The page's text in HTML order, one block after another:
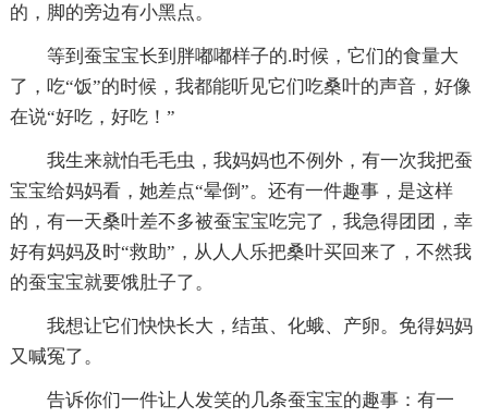
的，脚的旁边有小黑点。
等到蚕宝宝长到胖嘟嘟样子的.时候，它们的食量大
了，吃“饭”的时候，我都能听见它们吃桑叶的声音，好像
在说“好吃，好吃！”
我生来就怕毛毛虫，我妈妈也不例外，有一次我把蚕
宝宝给妈妈看，她差点“晕倒”。还有一件趣事，是这样
的，有一天桑叶差不多被蚕宝宝吃完了，我急得团团，幸
好有妈妈及时“救助”，从人人乐把桑叶买回来了，不然我
的蚕宝宝就要饿肚子了。
我想让它们快快长大，结茧、化蛾、产卵。免得妈妈
又喊冤了。
告诉你们一件让人发笑的几条蚕宝宝的趣事：有一